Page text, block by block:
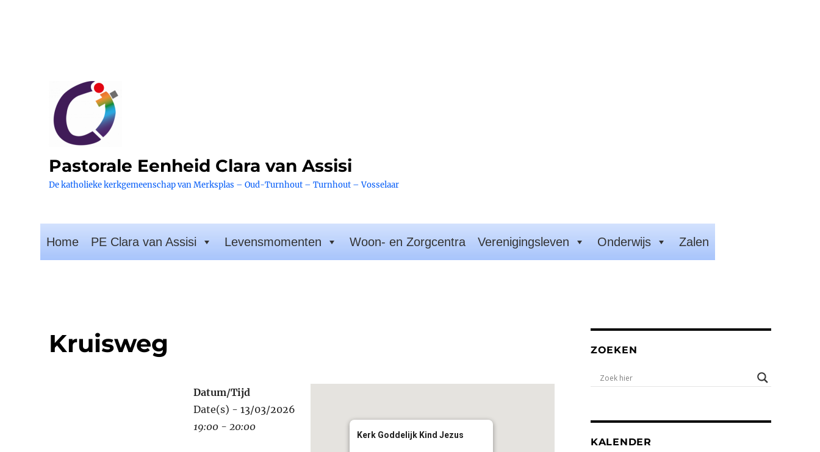
Pastorale Eenheid Clara van Assisi
De katholieke kerkgemeenschap van Merksplas – Oud-Turnhout – Turnhout – Vosselaar
Home PE Clara van Assisi Levensmomenten Woon- en Zorgcentra Verenigingsleven Onderwijs Zalen
Kruisweg
Kerk Goddelijk Kind Jezus
Datum/Tijd
Date(s) - 13/03/2026
19:00 - 20:00
ZOEKEN
KALENDER